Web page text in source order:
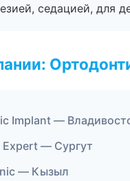
седацией, для
Implant —
Expert — Сургут
— Кызыл